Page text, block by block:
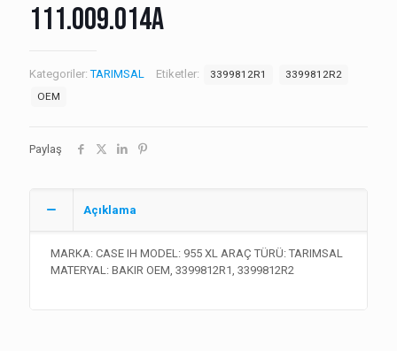
111.009.014A
Kategoriler:TARIMSAL Etiketler: 3399812R1
3399812R2
OEM
Paylaş
Açıklama
MARKA: CASE IH MODEL: 955 XL ARAÇ TÜRÜ: TARIMSAL
MATERYAL: BAKIR OEM, 3399812R1, 3399812R2